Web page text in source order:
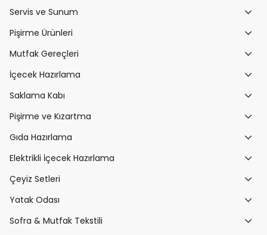
Servis ve Sunum
Pişirme Ürünleri
Mutfak Gereçleri
İçecek Hazırlama
Saklama Kabı
Pişirme ve Kızartma
Gıda Hazırlama
Elektrikli İçecek Hazırlama
Çeyiz Setleri
Yatak Odası
Sofra & Mutfak Tekstili